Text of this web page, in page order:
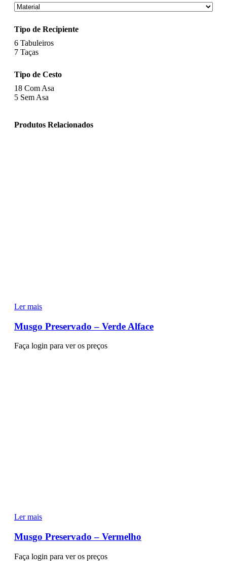
Tipo de Recipiente
6 Tabuleiros
7 Taças
Tipo de Cesto
18 Com Asa
5 Sem Asa
Produtos Relacionados
Ler mais
Musgo Preservado – Verde Alface
Faça login para ver os preços
Ler mais
Musgo Preservado – Vermelho
Faça login para ver os preços